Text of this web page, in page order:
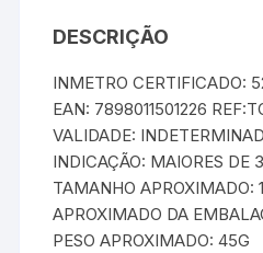
DESCRIÇÃO
INMETRO CERTIFICADO:
EAN: 7898011501226
VALIDADE:
INDICAÇÃO: MAIORES DE
TAMANHO APROXIMADO:
APROXIMADO DA
PESO APROXIMADO: 45G